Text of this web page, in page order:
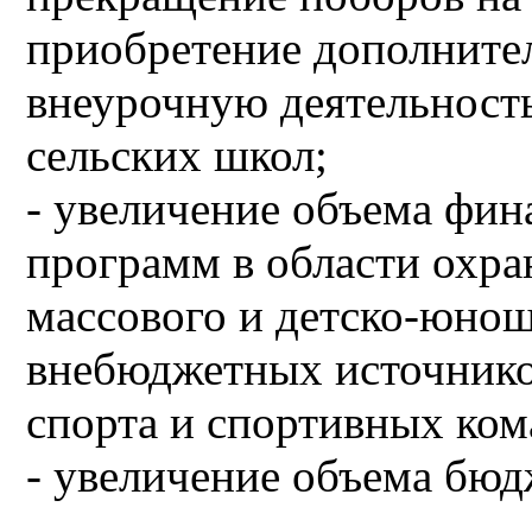
приобретение
внеурочную
сельских школ;
- увеличение объема
программ в области
массового и детско-
внебюджетных
спорта и спортивных
- увеличение объема